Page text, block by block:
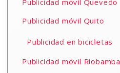
Publicidad móvil Quevedo
Publicidad móvil Quito
Publicidad en bicicletas
Publicidad móvil Riobamba